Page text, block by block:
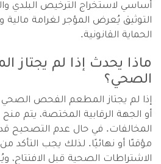
أساسي لاستخراج الترخيص البلدي
التوثيق يُعرض المؤجر لغرامة
الحماية القانونية.
ماذا يحدث إذا لم
الصحي؟
إذا لم يجتاز المطعم الفحص الصحي
أو الجهة الرقابية المختصة، يتم
المخالفات. في حال عدم التصحيح
مؤقتًا أو نهائيًا. لذلك يجب التأكد
الاشتراطات الصحية قبل